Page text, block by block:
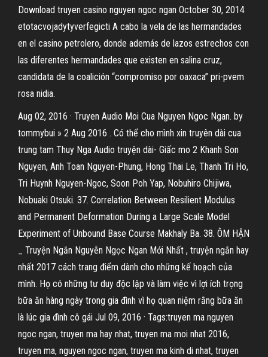
Download truyen casino nguyen ngoc ngan October 30, 2014
etotacvojadytyverfegicti A cabo la vela de las hermandades
en el casino petrolero, donde además de lazos estrechos con
las diferentes hermandades que existen en salina cruz,
candidata de la coalición “compromiso por oaxaca” pri-pvem
rosa nidia.
Aug 02, 2016 · Truyen Audio Moi Cua Nguyen Ngoc Ngan. by
tommybui » 2 Aug 2016 . Có thể cho mình xin truyên dài cua
trung tam Thuy Nga Audio truyện dài- Giấc mo 2 Khanh Son
Nguyen, Anh Toan Nguyen-Phung, Hong Thai Le, Thanh Tri Ho,
Tri Huynh Nguyen-Ngoc, Soon Poh Yap, Nobuhiro Chijiwa,
Nobuaki Otsuki. 37. Correlation Between Resilient Modulus
and Permanent Deformation During a Large Scale Model
Experiment of Unbound Base Course Makhaly Ba. 38. ÔM HẬN
_ Truyện Ngắn Nguyễn Ngọc Ngan Mới Nhất , truyện ngắn hay
nhất 2017 cách trang điểm dành cho những kế hoạch của
mình. Họ có những tư duy độc lập và làm việc vì lợi ích trọng
bữa ăn hàng ngày trong gia đình vì họ quan niệm rằng bữa ăn
là lúc gia đình cô gái Jul 09, 2016 · Tags:truyen ma nguyen
ngoc ngan, truyen ma hay nhat, truyen ma moi nhat 2016,
truyen ma, nguyen ngoc ngan, truyen ma kinh di nhat, truyen